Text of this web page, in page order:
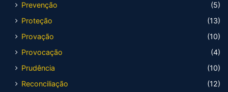
Prevenção
(5)
Proteção
(13)
Provação
(10)
Provocação
(4)
Prudência
(10)
Reconciliação
(12)